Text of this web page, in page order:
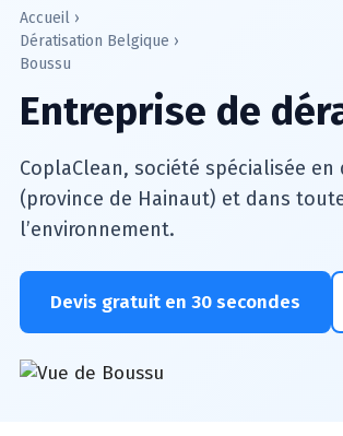
Accueil ›
Dératisation Belgique ›
Boussu
Entreprise de
CoplaClean, société spécialisée
(province de Hainaut) et dans
l’environnement.
Devis gratuit en 30 secondes